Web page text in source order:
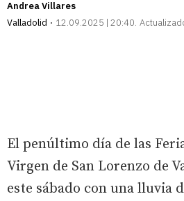
Andrea Villares
Valladolid
12.09.2025 | 20:40
El penúltimo día de las
Virgen de San Lorenzo de
este sábado con una lluvia